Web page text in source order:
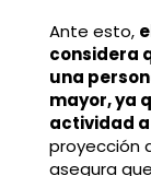
Ante esto,
considera
una
mayor, ya
actividad
proyección
asegura